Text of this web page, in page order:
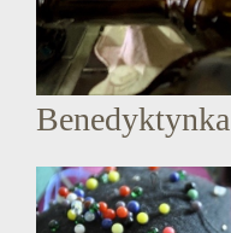
Benedyktynka